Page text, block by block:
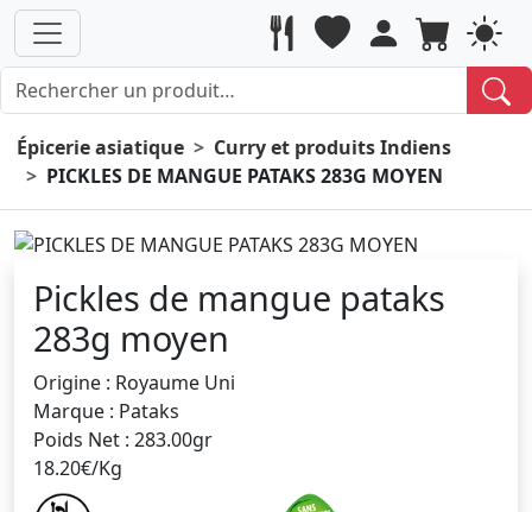
Épicerie asiatique
Curry et produits Indiens
PICKLES DE MANGUE PATAKS 283G MOYEN
Pickles de mangue pataks
283g moyen
Origine : Royaume Uni
Marque : Pataks
Poids Net : 283.00gr
18.20€/Kg